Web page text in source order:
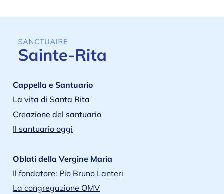
Cappella e Santuario
La vita di Santa Rita
Creazione del santuario
Il santuario oggi
Oblati della Vergine Maria
Il fondatore: Pio Bruno Lanteri
La congregazione OMV